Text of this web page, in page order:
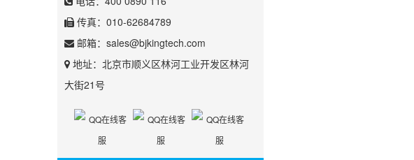
传真：010-62684789
邮箱： sales@bjkingtech.com
地址：北京市顺义区林河工业开发区林河
大街21号